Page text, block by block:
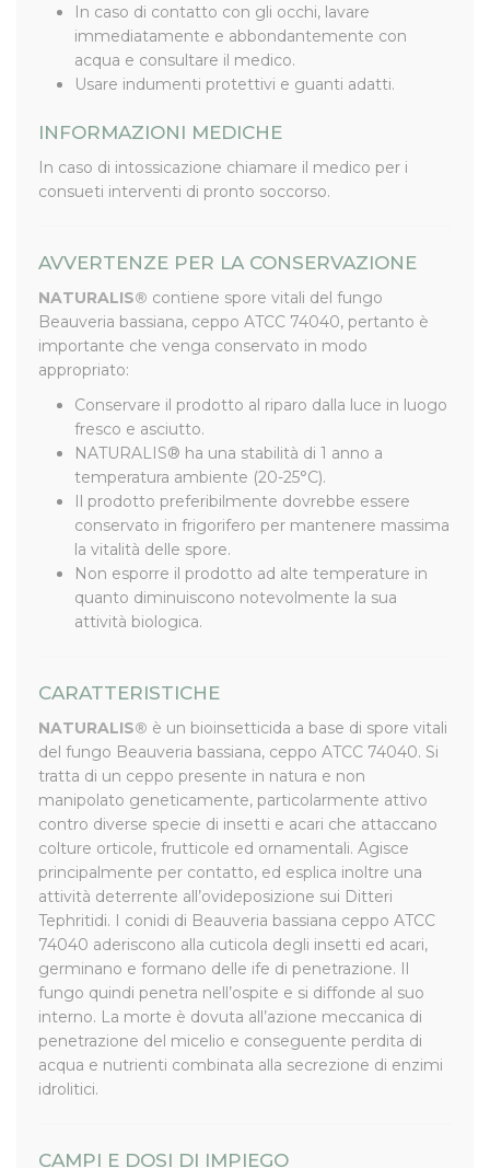
In caso di contatto con gli occhi, lavare
immediatamente e abbondantemente con
acqua e consultare il medico.
Usare indumenti protettivi e guanti adatti.
INFORMAZIONI MEDICHE
In caso di intossicazione chiamare il medico per i
consueti interventi di pronto soccorso.
AVVERTENZE PER LA CONSERVAZIONE
NATURALIS® contiene spore vitali del fungo
Beauveria bassiana, ceppo ATCC 74040, pertanto è
importante che venga conservato in modo
appropriato:
Conservare il prodotto al riparo dalla luce in luogo
fresco e asciutto.
NATURALIS® ha una stabilità di 1 anno a
temperatura ambiente (20-25°C).
Il prodotto preferibilmente dovrebbe essere
conservato in frigorifero per mantenere massima
la vitalità delle spore.
Non esporre il prodotto ad alte temperature in
quanto diminuiscono notevolmente la sua
attività biologica.
CARATTERISTICHE
NATURALIS® è un bioinsetticida a base di spore vitali
del fungo Beauveria bassiana, ceppo ATCC 74040. Si
tratta di un ceppo presente in natura e non
manipolato geneticamente, particolarmente attivo
contro diverse specie di insetti e acari che attaccano
colture orticole, frutticole ed ornamentali. Agisce
principalmente per contatto, ed esplica inoltre una
attività deterrente all’ovideposizione sui Ditteri
Tephritidi. I conidi di Beauveria bassiana ceppo ATCC
74040 aderiscono alla cuticola degli insetti ed acari,
germinano e formano delle ife di penetrazione. Il
fungo quindi penetra nell’ospite e si diffonde al suo
interno. La morte è dovuta all’azione meccanica di
penetrazione del micelio e conseguente perdita di
acqua e nutrienti combinata alla secrezione di enzimi
idrolitici.
CAMPI E DOSI DI IMPIEGO